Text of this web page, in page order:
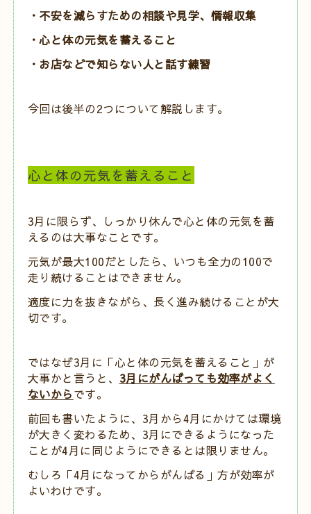
・不安を減らすための相談や見学、情報収集
・心と体の元気を蓄えること
・お店などで知らない人と話す練習
今回は後半の2つについて解説します。
心と体の元気を蓄えること
3月に限らず、しっかり休んで心と体の元気を蓄
えるのは大事なことです。
元気が最大100だとしたら、いつも全力の100で
走り続けることはできません。
適度に力を抜きながら、長く進み続けることが大
切です。
ではなぜ3月に「心と体の元気を蓄えること」が
大事かと言うと、 3月にがんばっても効率がよく
ないからです。
前回も書いたように、3月から4月にかけては環境
が大きく変わるため、3月にできるようになった
ことが4月に同じようにできるとは限りません。
むしろ「4月になってからがんばる」方が効率が
よいわけです。